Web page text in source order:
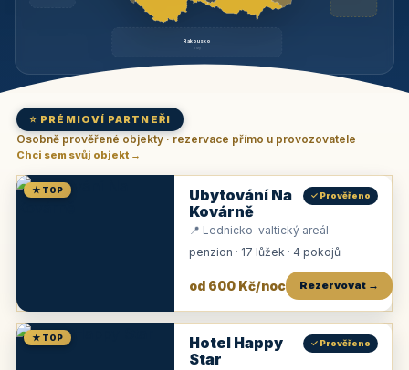
Rakousko
brzy
⭐ PRÉMIOVÍ PARTNEŘI
Osobně prověřené objekty · rezervace přímo u provozovatele
Chci sem svůj objekt →
★ TOP
Ubytování Na
Kovárně
✓ Prověřeno
📍 Lednicko-valtický areál
penzion · 17 lůžek · 4 pokojů
od 600 Kč/noc Rezervovat →
★ TOP
Hotel Happy
Star
✓ Prověřeno